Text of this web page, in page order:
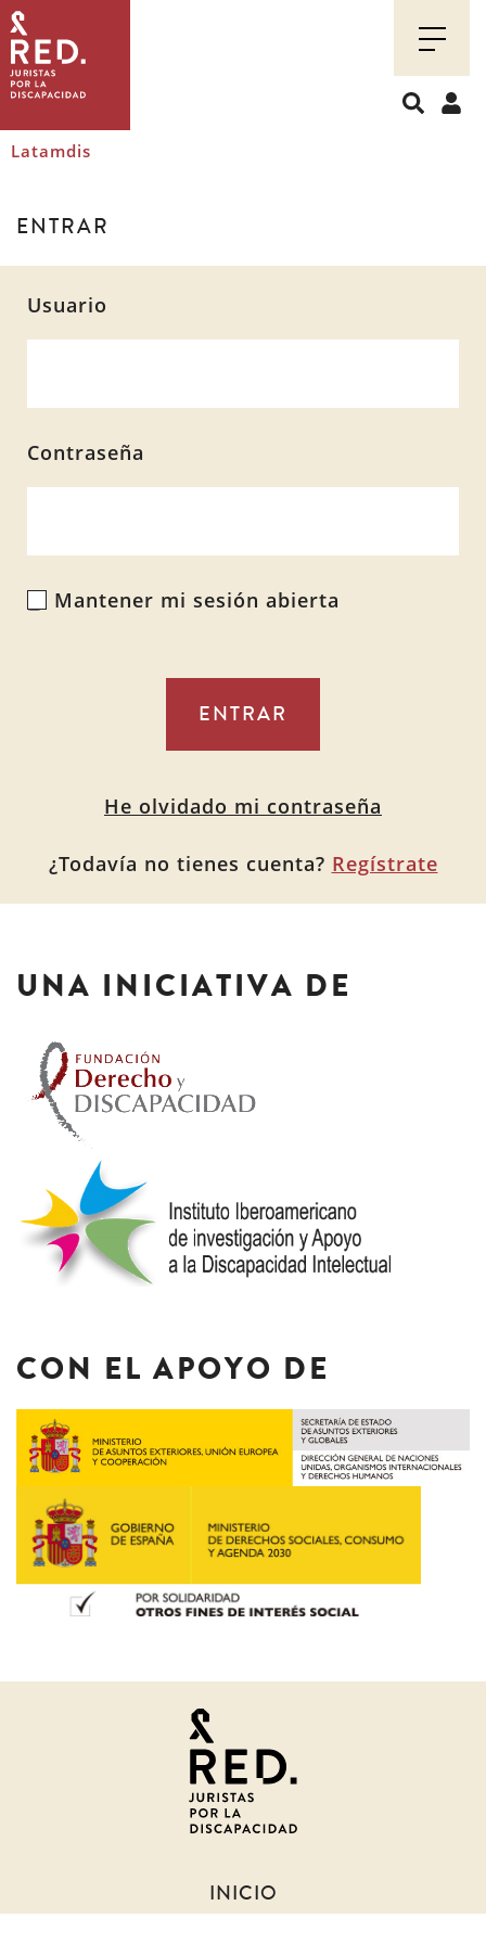
Juristas
por
la
discapacidad
Latamdis
ENTRAR
Usuario
Contraseña
Mantener mi sesión abierta
Alternative:He olvidado mi contraseña
¿Todavía no tienes cuenta? Regístrate
UNA INICIATIVA DE
CON EL APOYO DE
discapacidad
INICIO
SOBRE NOSOTROS